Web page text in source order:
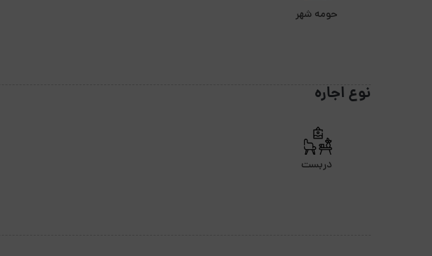
حومه شهر
نوع اجاره
دربست